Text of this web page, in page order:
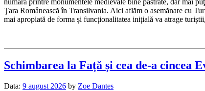
numără printre monumentele medievale bine păstrate, dar mai
Ţara Românească în Transilvania. Aici aflăm o asemănare cu
mai apropiată de forma și funcționalitatea inițială va atrage
Schimbarea la Față și cea de-a cincea
Data: 9 august 2026 by Zoe Dantes